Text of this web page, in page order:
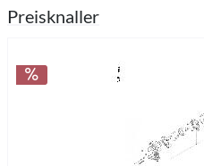
Preisknaller